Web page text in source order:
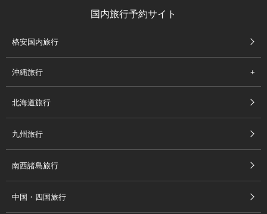
国内旅行予約サイト
格安国内旅行
沖縄旅行
北海道旅行
九州旅行
南西諸島旅行
中国・四国旅行